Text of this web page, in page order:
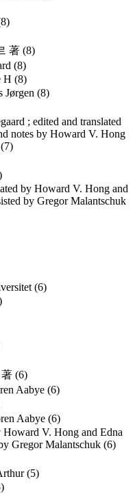
著 (8)
(8)
H (8)
Jørgen (8)
; edited and translated
notes by Howard V. Hong
(7)
by Howard V. Hong and
by Gregor Malantschuk
(6)
(6)
Aabye (6)
Aabye (6)
Howard V. Hong and Edna
Gregor Malantschuk (6)
(5)